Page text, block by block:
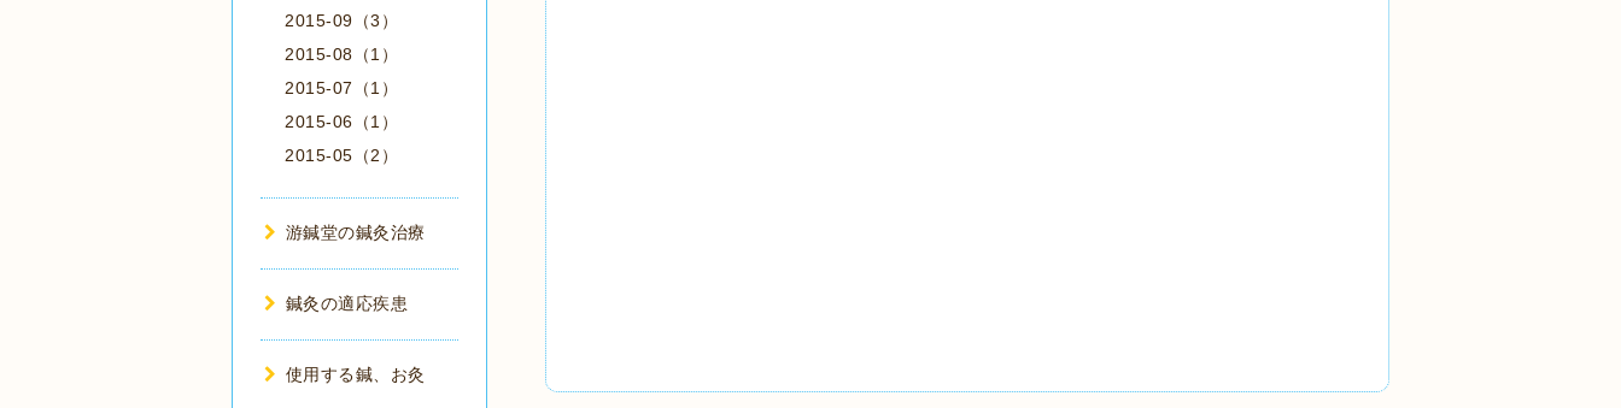
2015-09（3）
2015-08（1）
2015-07（1）
2015-06（1）
2015-05（2）
游鍼堂の鍼灸治療
鍼灸の適応疾患
使用する鍼、お灸